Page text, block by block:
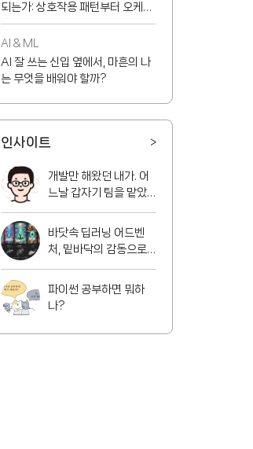
되는가: 상호작용 패턴부터 오케스
트레이터, MCP까지
AI & ML
AI 잘 쓰는 신입 옆에서, 마흔의 나
는 무엇을 배워야 할까?
인사이트 >
개발만 해왔던 내가. 어
느날 갑자기 팀을 맡았
바닷속 딥러닝 어드벤
처, 밑바닥의 감동으로
파이썬 공부하면 뭐하
나?